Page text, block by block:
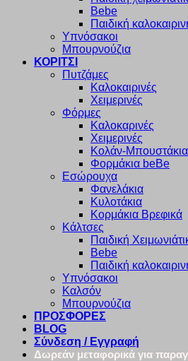
Bebe
Παιδική
Υπνόσακοι
Μπουρνούζια
ΚΟΡΙΤΣΙ
Πυτζάμες
Καλοκαιρινές
Χειμερινές
Φόρμες
Καλοκαρινές
Χειμερινές
Κολάν-Μπουστάκια
Φορμάκια beBe
Εσώρουχα
Φανελάκια
Κυλοτάκια
Κορμάκια Βρεφικά
Κάλτσες
Παιδική
Bebe
Παιδική
Υπνόσακοι
Καλσόν
Μπουρνούζια
ΠΡΟΣΦΟΡΕΣ
BLOG
Σύνδεση / Εγγραφή
Δωρεάν μεταφορικά για